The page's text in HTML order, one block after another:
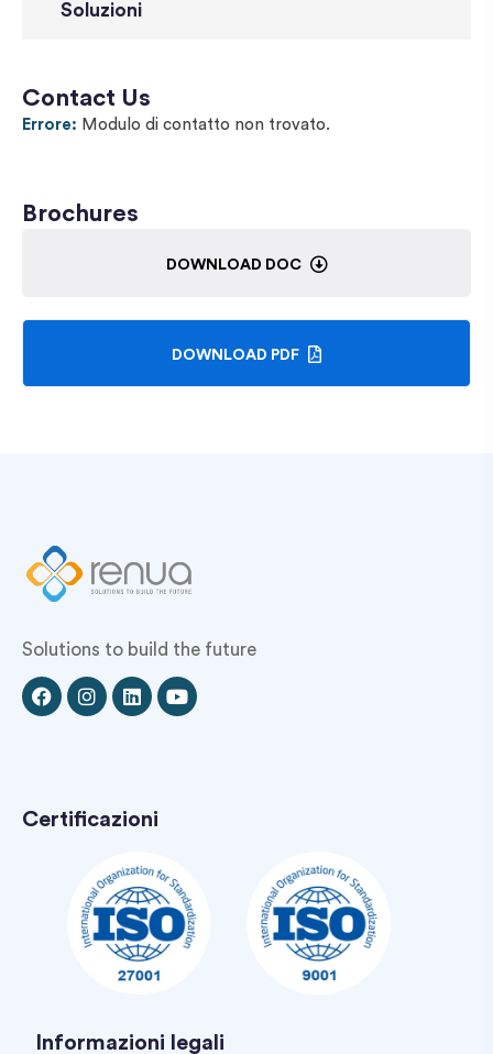
Soluzioni
Contact Us
Errore: Modulo di contatto non trovato.
Brochures
DOWNLOAD DOC
DOWNLOAD PDF
Solutions to build the future
Certificazioni
Informazioni legali